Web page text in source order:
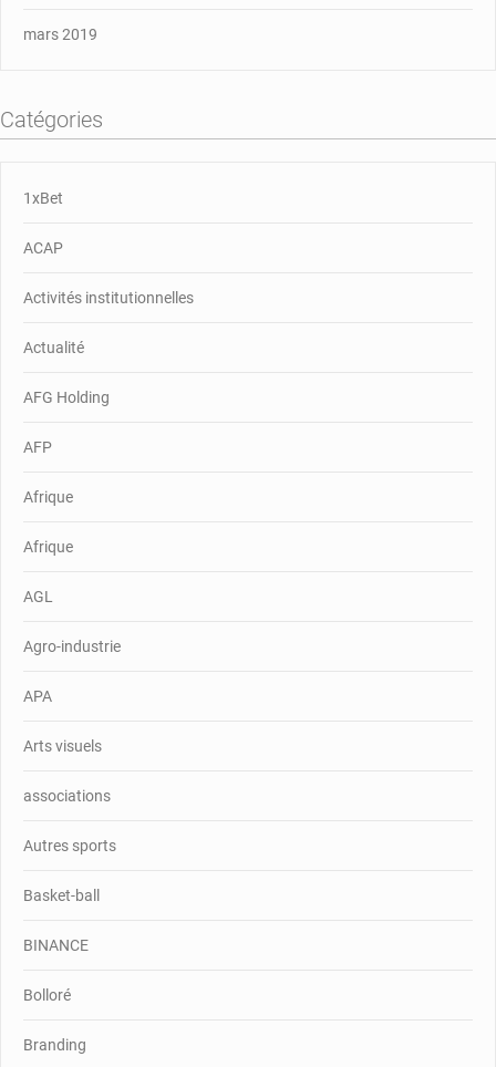
mars 2019
Catégories
1xBet
ACAP
Activités institutionnelles
Actualité
AFG Holding
AFP
Afrique
Afrique
AGL
Agro-industrie
APA
Arts visuels
associations
Autres sports
Basket-ball
BINANCE
Bolloré
Branding